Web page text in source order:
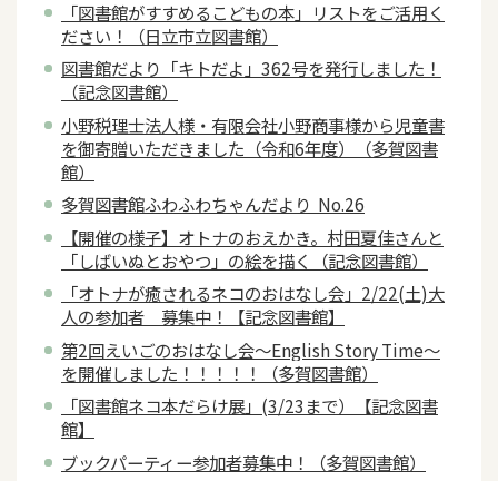
「図書館がすすめるこどもの本」リストをご活用く
ださい！（日立市立図書館）
図書館だより「キトだよ」362号を発行しました！
（記念図書館）
小野税理士法人様・有限会社小野商事様から児童書
を御寄贈いただきました（令和6年度）（多賀図書
館）
多賀図書館ふわふわちゃんだより No.26
【開催の様子】オトナのおえかき。村田夏佳さんと
「しばいぬとおやつ」の絵を描く（記念図書館）
「オトナが癒されるネコのおはなし会」2/22(土)大
人の参加者 募集中！【記念図書館】
第2回えいごのおはなし会～English Story Time～
を開催しました！！！！！（多賀図書館）
「図書館ネコ本だらけ展」(3/23まで）【記念図書
館】
ブックパーティー参加者募集中！（多賀図書館）